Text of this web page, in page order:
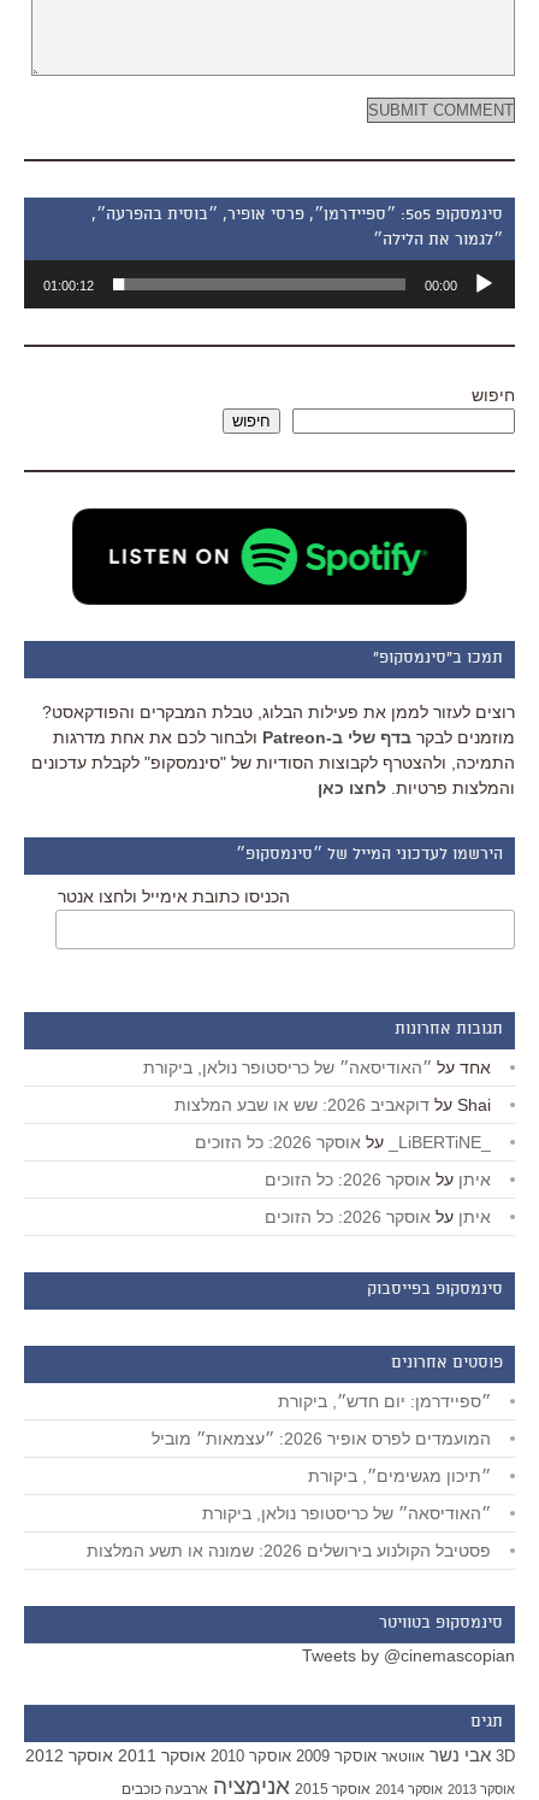
סינמסקופ 505: ״ספיידרמן״, פרסי אופיר, ״בוסית בהפרעה״,
״לגמור את הלילה״
אודיו
00:00
01:00:12
חיפוש
חיפוש
תמכו ב"סינמסקופ"
רוצים לעזור לממן את פעילות הבלוג, טבלת המבקרים והפודקאסט?
מוזמנים לבקר בדף שלי ב-Patreon
ולבחור לכם את אחת מדרגות
התמיכה, ולהצטרף לקבוצות הסודיות של "סינמסקופ" לקבלת עדכונים
והמלצות פרטיות. לחצו כאן
הירשמו לעדכוני המייל של ״סינמסקופ״
הכניסו כתובת אימייל ולחצו אנטר
תגובות אחרונות
אחד על ״האודיסאה״ של כריסטופר נולאן, ביקורת
Shai על דוקאביב 2026: שש או שבע המלצות
על אוסקר 2026: כל הזוכים
איתן על אוסקר 2026: כל הזוכים
איתן על אוסקר 2026: כל הזוכים
סינמסקופ בפייסבוק
פוסטים אחרונים
״ספיידרמן: יום חדש״, ביקורת
המועמדים לפרס אופיר 2026: ״עצמאות״ מוביל
״תיכון מגשימים״, ביקורת
״האודיסאה״ של כריסטופר נולאן, ביקורת
פסטיבל הקולנוע בירושלים 2026: שמונה או תשע המלצות
סינמסקופ בטוויטר
Tweets by @cinemascopian
תגים
3D אבי נשר אווטאר אוסקר 2009 אוסקר 2010 אוסקר 2011 אוסקר 2012
אוסקר 2013 אוסקר 2014 אוסקר 2015 אנימציה ארבעה כוכבים